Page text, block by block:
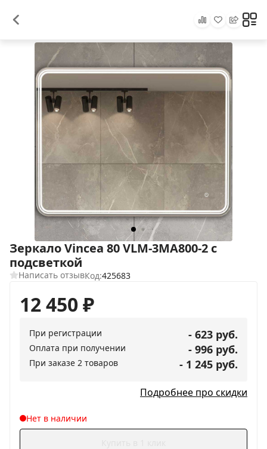
Зеркало Vincea 80 VLM-3MA800-2 с
подсветкой
Написать отзывКод:425683
12 450₽
При регистрации - 623 руб.
Оплата при получении - 996 руб.
При заказе 2 товаров - 1 245 руб.
Подробнее про скидки
Нет в наличии